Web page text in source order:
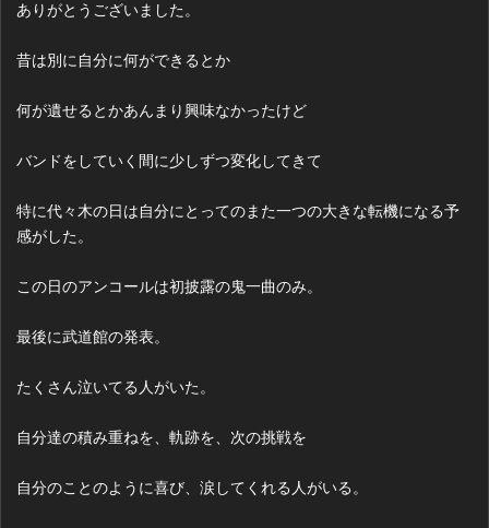
ありがとうございました。
昔は別に自分に何ができるとか
何が遺せるとかあんまり興味なかったけど
バンドをしていく間に少しずつ変化してきて
特に代々木の日は自分にとってのまた一つの大きな転機になる予
感がした。
この日のアンコールは初披露の鬼一曲のみ。
最後に武道館の発表。
たくさん泣いてる人がいた。
自分達の積み重ねを、軌跡を、次の挑戦を
自分のことのように喜び、涙してくれる人がいる。